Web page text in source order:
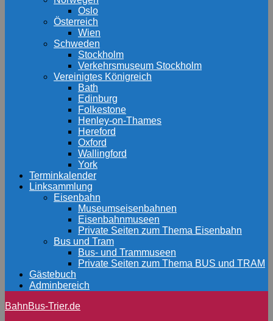
Oslo
Österreich
Wien
Schweden
Stockholm
Verkehrsmuseum Stockholm
Vereinigtes Königreich
Bath
Edinburg
Folkestone
Henley-on-Thames
Hereford
Oxford
Wallingford
York
Terminkalender
Linksammlung
Eisenbahn
Museumseisenbahnen
Eisenbahnmuseen
Private Seiten zum Thema Eisenbahn
Bus und Tram
Bus- und Trammuseen
Private Seiten zum Thema BUS und TRAM
Gästebuch
Adminbereich
BahnBus-Trier.de